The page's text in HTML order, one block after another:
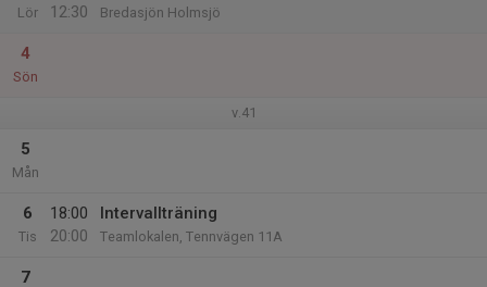
Lör
12:30
Bredasjön Holmsjö
4
Sön
v.41
5
Mån
6
Tis
18:00
20:00
Intervallträning
Teamlokalen, Tennvägen 11A
7